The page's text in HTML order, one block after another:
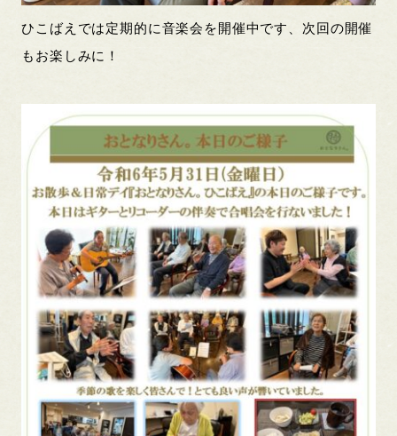
ひこばえでは定期的に音楽会を開催中です、次回の開催
もお楽しみに！